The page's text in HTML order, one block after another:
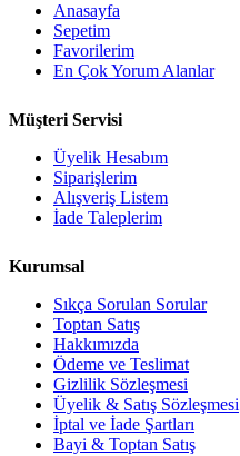
Anasayfa
Sepetim
Favorilerim
En Çok Yorum Alanlar
Müşteri Servisi
Üyelik Hesabım
Siparişlerim
Alışveriş Listem
İade Taleplerim
Kurumsal
Sıkça Sorulan Sorular
Toptan Satış
Hakkımızda
Ödeme ve Teslimat
Gizlilik Sözleşmesi
Üyelik & Satış Sözleşmesi
İptal ve İade Şartları
Bayi & Toptan Satış